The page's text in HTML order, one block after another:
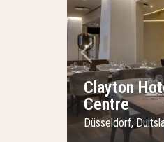
Vorige
Clayton
Centre
Düsseldorf,